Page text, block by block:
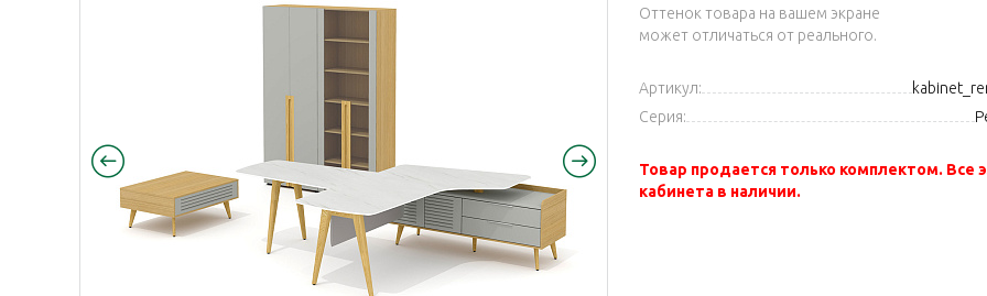
Оттенок товара на вашем экране
может отличаться от реального.
Артикул:
Серия:
Товар продается только комплектом. Все
кабинета в наличии.